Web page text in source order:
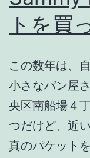
トを買
この数年は、
小さなパン屋
央区南船場４
つだけど、近
真のパケット